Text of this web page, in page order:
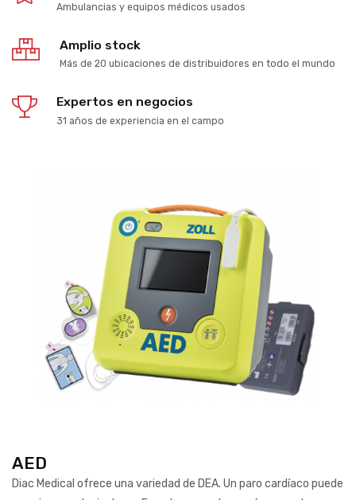
Ambulancias y equipos médicos usados
Amplio stock
Más de 20 ubicaciones de distribuidores en todo el mundo
Expertos en negocios
31 años de experiencia en el campo
AED
Diac Medical ofrece una variedad de DEA. Un paro cardíaco puede